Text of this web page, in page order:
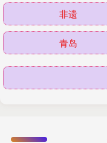
非遗
青岛